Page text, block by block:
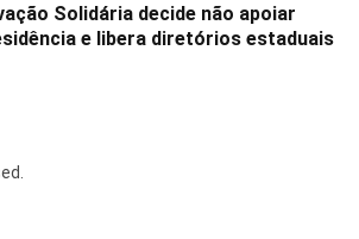
Solidária decide não apoiar
e libera diretórios estaduais